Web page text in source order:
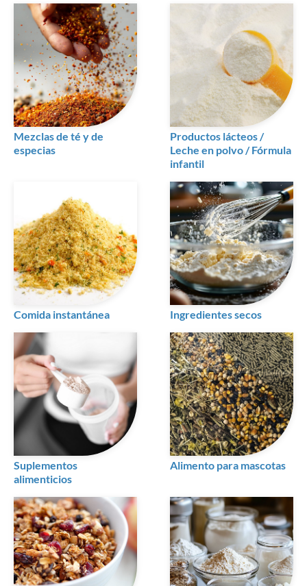
Mezclas de té y de
especias
Productos lácteos /
Leche en polvo / Fórmula
infantil
Comida instantánea Ingredientes secos
Suplementos
alimenticios
Alimento para mascotas